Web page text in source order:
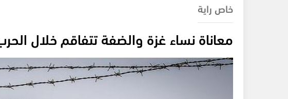
خاص راية
معاناة نساء غزة والضفة تتفاقم خلال